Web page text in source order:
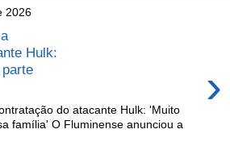
2026
Hulk:
›
do atacante Hulk: 'Muito
família' O Fluminense anunciou a